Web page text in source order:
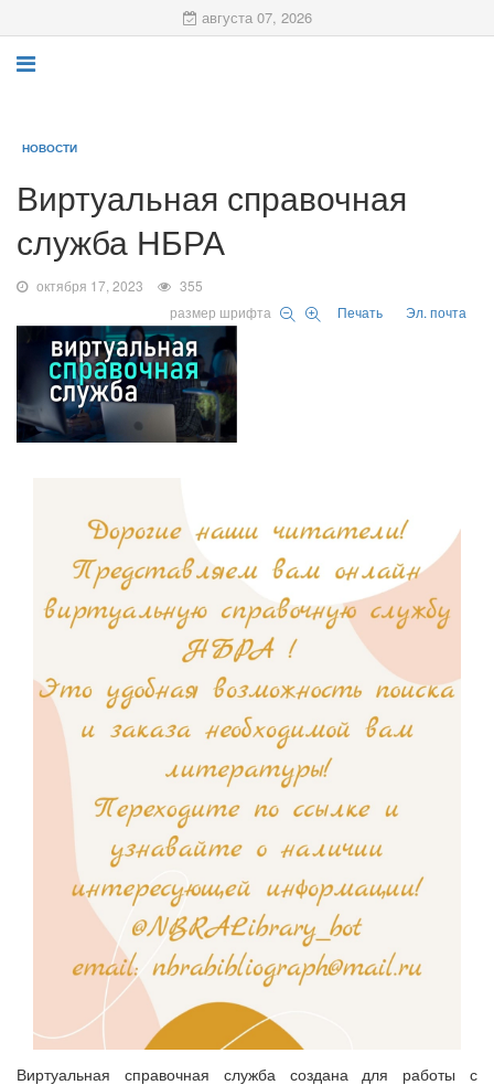
августа 07, 2026
НОВОСТИ
Виртуальная справочная
служба НБРА
октября 17, 2023
355
размер шрифта
Печать Эл. почта
Виртуальная справочная служба создана для работы с